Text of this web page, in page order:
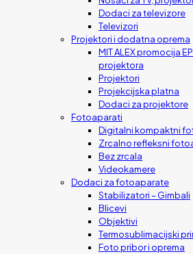
Dodaci za televizore
Televizori
Projektori i dodatna oprema
MIT ALEX promocija
projektora
Projektori
Projekcijska platna
Dodaci za projektore
Fotoaparati
Digitalni kompaktni
Zrcalno refleksni
Bez zrcala
Videokamere
Dodaci za fotoaparate
Stabilizatori – Gimbali
Blicevi
Objektivi
Termosublimacijski
Foto pribor i oprema